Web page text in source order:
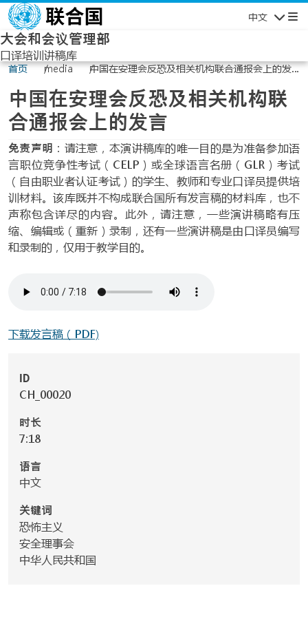
跳转到主要内容
中文
导航
大会和会议管理部
口译培训讲稿库
首页 media
中国在安理会反恐及相关机构联合通报会上的发
中国在安理会反恐及相关机构联
合通报会上的发言
免责声明 ：请注意，本演讲稿库的唯一目的是为准备参加语
言职位竞争性考试（CELP）或全球语言名册（GLR）考试
（自由职业者认证考试）的学生、教师和专业口译员提供培
训材料。该库既并不构成联合国所有发言稿的材料库，也不
声称包含详尽的内容。此外，请注意，一些演讲稿略有压
缩、编辑或（重新）录制，还有一些演讲稿是由口译员编写
和录制的，仅用于教学目的。
下载发言稿（PDF)
ID
CH_00020
时长
7:18
语言
中文
关键词
恐怖主义
安全理事会
中华人民共和国